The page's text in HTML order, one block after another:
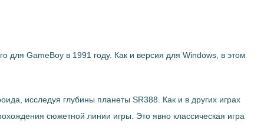
GameBoy в 1991 году. Как и версия для Windows, в этом
исследуя глубины планеты SR388. Как и в других играх
сюжетной линии игры. Это явно классическая игра